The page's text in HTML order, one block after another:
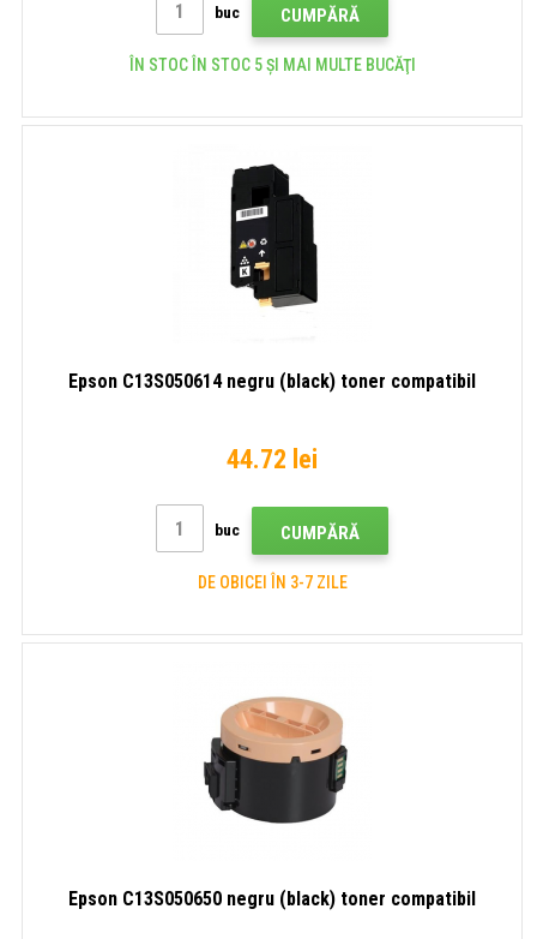
buc CUMPĂRĂ
ÎN STOC ÎN STOC 5 ȘI MAI MULTE BUCĂŢI
Epson C13S050614 negru (black) toner compatibil
44.72 lei
buc CUMPĂRĂ
DE OBICEI ÎN 3-7 ZILE
Epson C13S050650 negru (black) toner compatibil